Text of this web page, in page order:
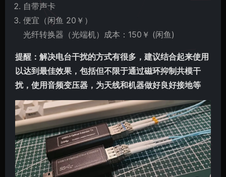
自带声卡
便宜（闲鱼 20￥）
光纤转换器（光端机）成本：150￥ (闲鱼)
提醒：解决电台干扰的方式有很多，建议结合起来使用
以达到最佳效果，包括但不限于通过磁环抑制共模干
扰，使用音频变压器，为天线和机器做好良好接地等